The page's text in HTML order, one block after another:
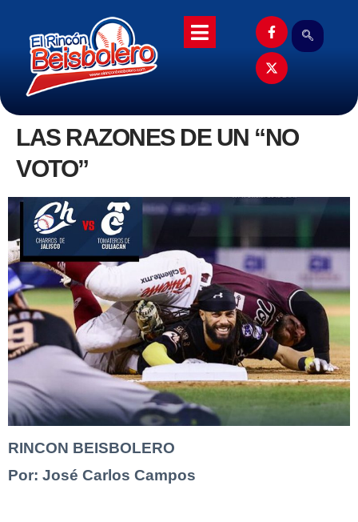
LAS RAZONES DE UN “NO
VOTO”
RINCON BEISBOLERO
Por: José Carlos Campos